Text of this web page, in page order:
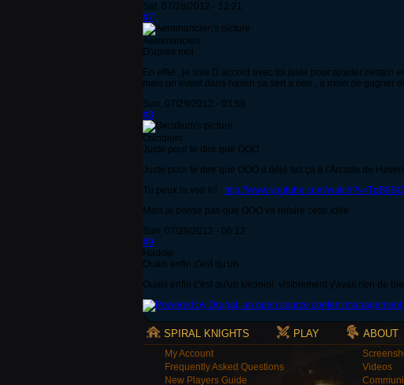
Sat, 07/28/2012 - 12:21
#7
Aeromancien
D'apres moi
En effet , je suis D accord avec toi juste pour ajouter certain
mais un event dans haven sa sert a rien , a moin de gagner
Sun, 07/29/2012 - 03:59
#8
Oxcidium
Juste pour te dire que OOO
Juste pour te dire que OOO a déjà fait ça a l'Arcade de
Tu peux la voir ici : http://www.youtube.com/
Mais je pense pas que OOO va refaire cette idée .
Sun, 07/29/2012 - 06:12
#9
Hadow
Ouais enfin c'est qu'un
Ouais enfin c'est qu'un kikoolol, visiblement y'avait rien de
SPIRAL KNIGHTS PLAY ABOUT
My Account
Frequently Asked Questions
New Players Guide
Videos